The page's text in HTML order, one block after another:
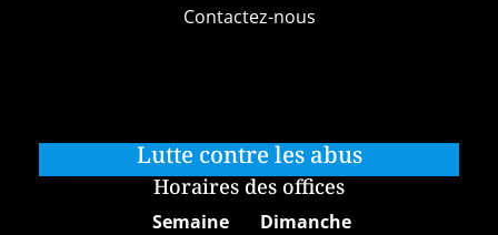
Contactez-nous
Lutte contre les abus
Horaires des offices
Semaine
Dimanche